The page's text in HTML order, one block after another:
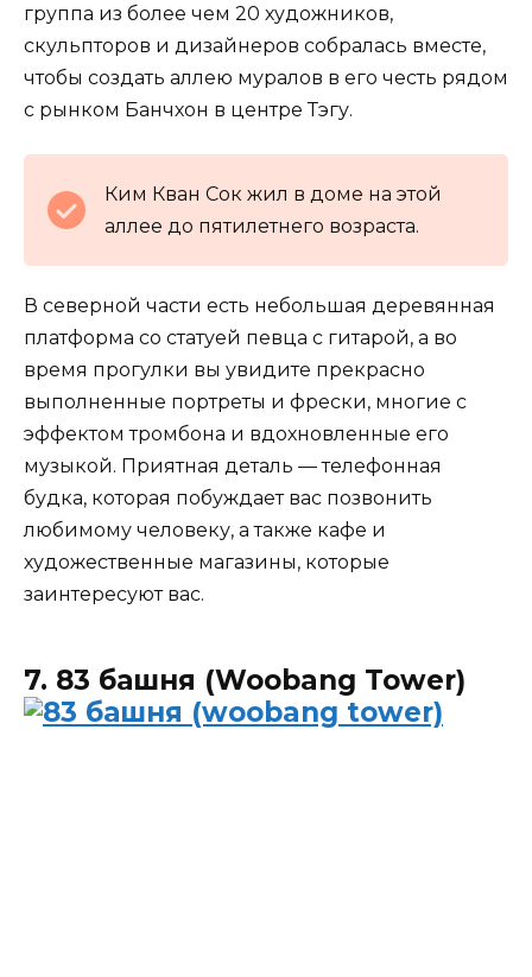
группа из более чем 20 художников,
скульпторов и дизайнеров собралась вместе,
чтобы создать аллею муралов в его честь рядом
с рынком Банчхон в центре Тэгу.
Ким Кван Сок жил в доме на этой
аллее до пятилетнего возраста.
В северной части есть небольшая деревянная
платформа со статуей певца с гитарой, а во
время прогулки вы увидите прекрасно
выполненные портреты и фрески, многие с
эффектом тромбона и вдохновленные его
музыкой. Приятная деталь — телефонная
будка, которая побуждает вас позвонить
любимому человеку, а также кафе и
художественные магазины, которые
заинтересуют вас.
7. 83 башня (Woobang Tower)